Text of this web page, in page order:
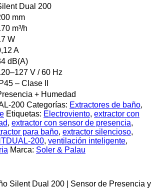
Dual 200
mm
m³/h
W
A
dB(A)
V / 60 Hz
IP45 – Clase II
+ Humedad
200 Categorías: Extractores de baño,
Etiquetas: Electroviento, extractor con
, extractor con sensor de presencia,
para baño, extractor silencioso,
200, ventilación inteligente,
Marca: Soler & Palau
Silent Dual 200 | Sensor de Presencia y